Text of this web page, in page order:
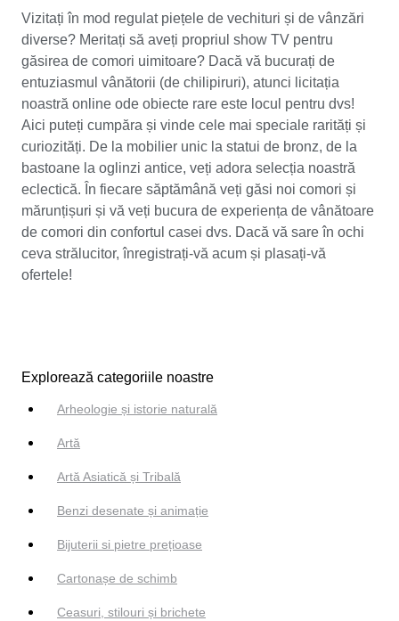
Vizitați în mod regulat piețele de vechituri și de vânzări
diverse? Meritați să aveți propriul show TV pentru
găsirea de comori uimitoare? Dacă vă bucurați de
entuziasmul vânătorii (de chilipiruri), atunci licitația
noastră online ode obiecte rare este locul pentru dvs!
Aici puteți cumpăra și vinde cele mai speciale rarități și
curiozități. De la mobilier unic la statui de bronz, de la
bastoane la oglinzi antice, veți adora selecția noastră
eclectică. În fiecare săptămână veți găsi noi comori și
mărunțișuri și vă veți bucura de experiența de vânătoare
de comori din confortul casei dvs. Dacă vă sare în ochi
ceva strălucitor, înregistrați-vă acum și plasați-vă
ofertele!
Explorează categoriile noastre
Arheologie și istorie naturală
Artă
Artă Asiatică și Tribală
Benzi desenate și animație
Bijuterii si pietre prețioase
Cartonașe de schimb
Ceasuri, stilouri și brichete